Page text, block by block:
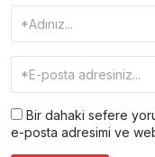
Bir dahaki sefere
e-posta adresimi ve